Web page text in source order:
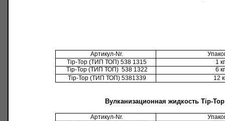
Артикул-Nr.
Tip-Top (ТИП ТОП) 538 1315
1 кг
Tip-Top (ТИП ТОП) 538 1322
6 кг
Tip-Top (ТИП ТОП)5381339 12
Вулканизационная жидкость Tip-
Артикул-Nr.